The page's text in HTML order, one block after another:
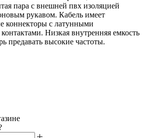
пара с внешней пвх изоляцией
рукавом. Кабель имеет
коннекторы с латунными
Низкая внутренняя емкость
предавать высокие частоты.